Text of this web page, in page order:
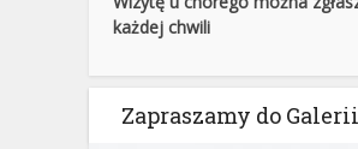
każdej chwili
Zapraszamy do